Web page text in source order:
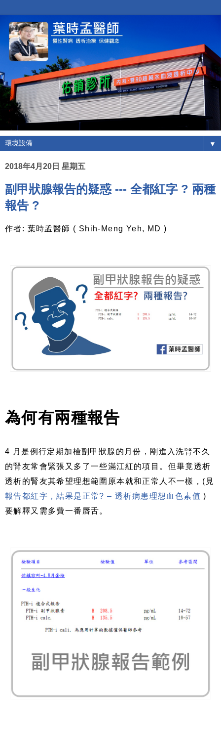
▼
2018年4月20日 星期五
副甲狀腺報告的疑惑 --- 全都紅字 ? 兩種
報告 ?
作者: 葉時孟醫師 ( Shih-Meng Yeh, MD )
為何有兩種報告
4 月是例行定期加檢副甲狀腺的月份，剛進入洗腎不久
的腎友常會緊張又多了一些滿江紅的項目。但畢竟透析
透析的腎友其希望理想範圍原本就和正常人不一樣，(見
報告都紅字，結果是正常? – 透析病患理想血色素值 )
要解釋又需多費一番唇舌。